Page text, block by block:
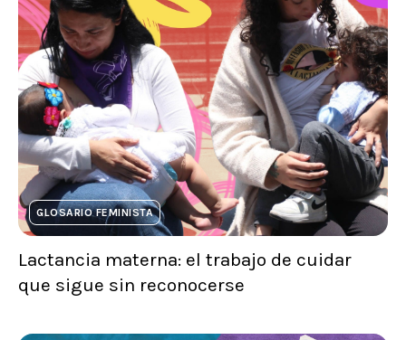
GLOSARIO FEMINISTA
Lactancia materna: el trabajo de cuidar
que sigue sin reconocerse